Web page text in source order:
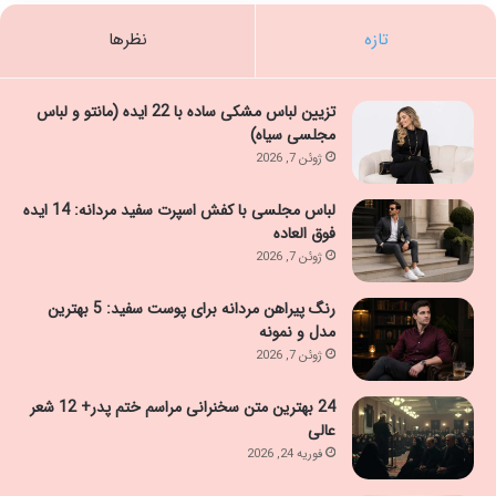
تازه نظرها
تزیین لباس مشکی ساده با 22 ایده (مانتو و لباس
مجلسی سیاه)
ژوئن 7, 2026
لباس مجلسی با کفش اسپرت سفید مردانه: 14 ایده
فوق العاده
ژوئن 7, 2026
رنگ پیراهن مردانه برای پوست سفید: 5 بهترین
مدل و نمونه
ژوئن 7, 2026
24 بهترین متن سخنرانی مراسم ختم پدر+ 12 شعر
عالی
فوریه 24, 2026